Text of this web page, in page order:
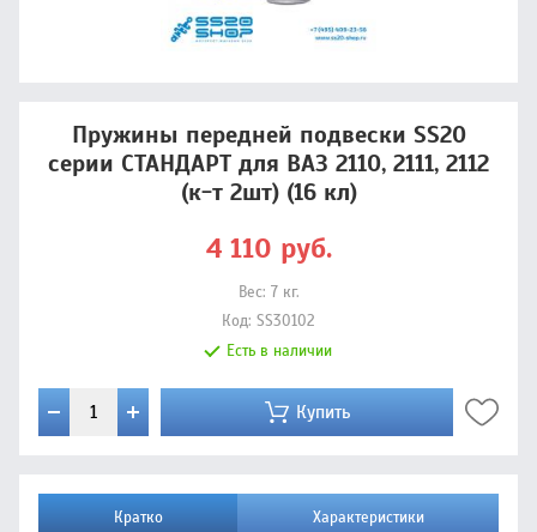
Пружины передней подвески SS20
серии СТАНДАРТ для ВАЗ 2110, 2111, 2112
(к-т 2шт) (16 кл)
4 110 руб.
Вес: 7кг.
Код: SS30102
Есть в наличии
Купить
Кратко Характеристики